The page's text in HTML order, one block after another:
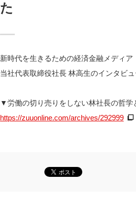
た
新時代を生きるための経済金融メディ
当社代表取締役社長 林高生のインタビ
▼労働の切り売りをしない林社長の哲
https://zuuonline.com/archives/292999